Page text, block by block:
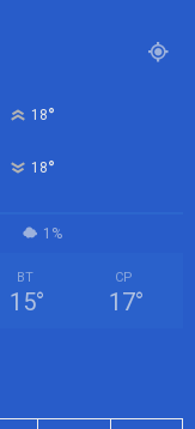
18°
18°
1%
ВТ
15°
СР
17°